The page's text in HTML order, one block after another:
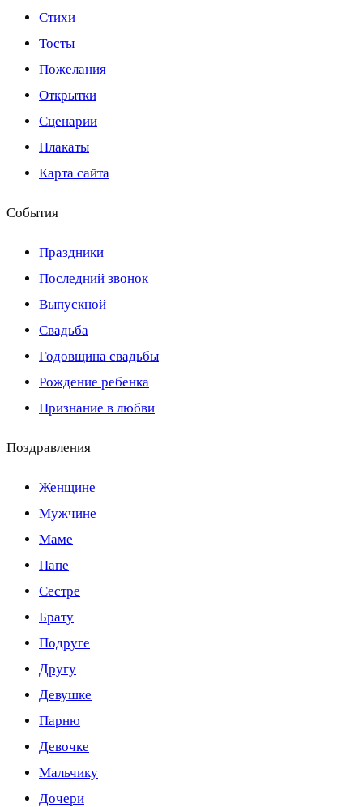
Стихи
Тосты
Пожелания
Открытки
Сценарии
Плакаты
Карта сайта
События
Праздники
Последний звонок
Выпускной
Свадьба
Годовщина свадьбы
Рождение ребенка
Признание в любви
Поздравления
Женщине
Мужчине
Маме
Папе
Сестре
Брату
Подруге
Другу
Девушке
Парню
Девочке
Мальчику
Дочери